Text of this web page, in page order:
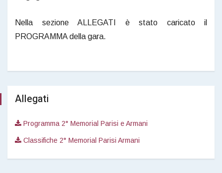
Nella sezione ALLEGATI è stato caricato il
PROGRAMMA della gara.
Allegati
Programma 2° Memorial Parisi e Armani
Classifiche 2° Memorial Parisi Armani